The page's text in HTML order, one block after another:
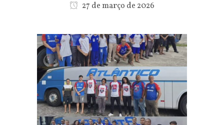
27 de março de 2026